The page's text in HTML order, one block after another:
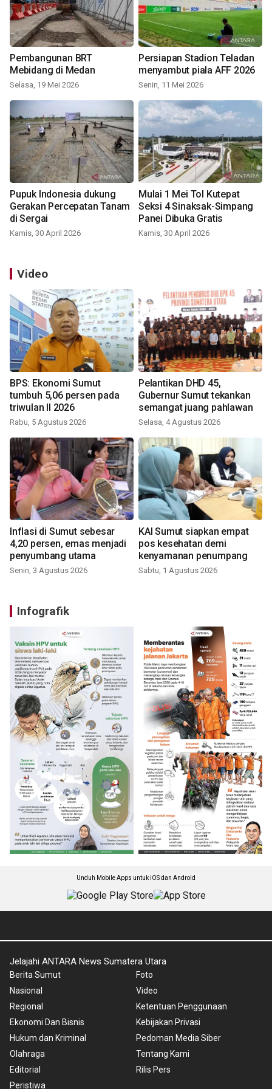
Pembangunan BRT
Mebidang di Medan
Selasa, 19 Mei 2026
Persiapan Stadion Teladan
menyambut piala AFF 2026
Senin, 11 Mei 2026
Pupuk Indonesia dukung
Gerakan Percepatan Tanam
di Sergai
Kamis, 30 April 2026
Mulai 1 Mei Tol Kutepat
Seksi 4 Sinaksak-Simpang
Panei Dibuka Gratis
Kamis, 30 April 2026
Video
BPS: Ekonomi Sumut
tumbuh 5,06 persen pada
triwulan II 2026
Rabu, 5 Agustus 2026
Pelantikan DHD 45,
Gubernur Sumut tekankan
semangat juang pahlawan
Selasa, 4 Agustus 2026
Inflasi di Sumut sebesar
4,20 persen, emas menjadi
penyumbang utama
Senin, 3 Agustus 2026
KAI Sumut siapkan empat
pos kesehatan demi
kenyamanan penumpang
Sabtu, 1 Agustus 2026
Infografik
Unduh Mobile Apps untuk iOS dan Android
Jelajahi ANTARA News Sumatera Utara
Berita Sumut
Nasional
Regional
Ekonomi Dan Bisnis
Hukum dan Kriminal
Olahraga
Editorial
Peristiwa
Foto
Video
Ketentuan Penggunaan
Kebijakan Privasi
Pedoman Media Siber
Tentang Kami
Rilis Pers